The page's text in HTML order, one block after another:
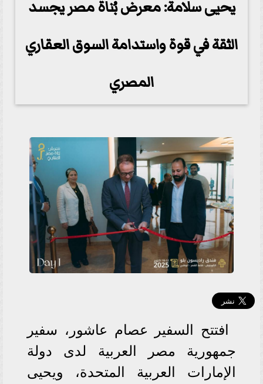
يحيى سلامة: معرض بُناة مصر يجسد
الثقة في قوة واستدامة السوق العقاري
المصري
افتتح السفير عصام عاشور، سفير
جمهورية مصر العربية لدى دولة
الإمارات العربية المتحدة، ويحيى